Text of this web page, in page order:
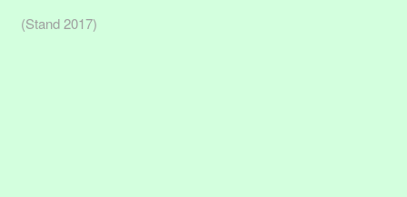
(Stand 2017)